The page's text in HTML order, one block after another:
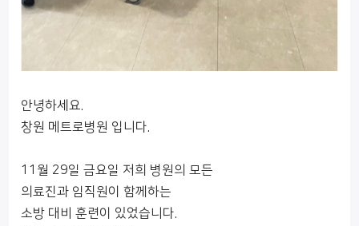
안녕하세요.
창원 메트로병원 입니다.
11월 29일 금요일 저희 병원의 모든
의료진과 임직원이 함께하는
소방 대비 훈련이 있었습니다.